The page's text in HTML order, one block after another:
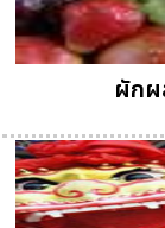
ผักผ